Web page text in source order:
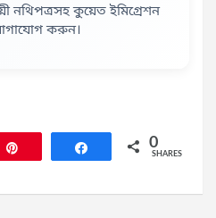
নথিপত্রসহ কুয়েত ইমিগ্রেশন
করুন।
Share 0
SHARES